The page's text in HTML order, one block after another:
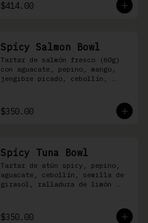
$414.00
Spicy Salmon Bowl
Tartar de salmón fresco (60g)
con aguacate, pepino, mango,
jengibre picado, cebollín,
shari
$350.00
Spicy Tuna Bowl
Tartar de atún spicy, pepino,
aguacate, cebollín, semilla de
girasol, ralladura de limón
$350.00